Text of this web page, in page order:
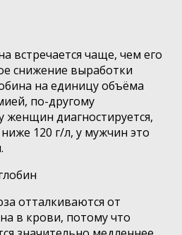
встречается чаще, чем его
снижение выработки
на единицу объёма
по-другому
диагностируется,
120 г/л, у мужчин это
отталкиваются от
в крови, потому что